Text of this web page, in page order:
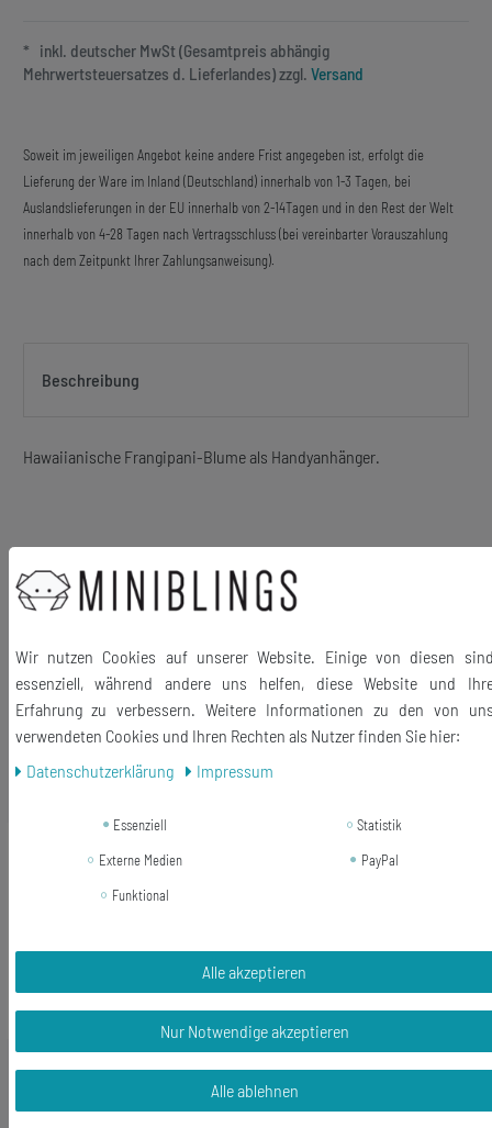
* inkl. deutscher MwSt (Gesamtpreis abhängig
Mehrwertsteuersatzes d. Lieferlandes) zzgl. Versand
Soweit im jeweiligen Angebot keine andere Frist angegeben ist, erfolgt die
Lieferung der Ware im Inland (Deutschland) innerhalb von 1-3 Tagen, bei
Auslandslieferungen in der EU innerhalb von 2-14Tagen und in den Rest der Welt
innerhalb von 4-28 Tagen nach Vertragsschluss (bei vereinbarter Vorauszahlung
nach dem Zeitpunkt Ihrer Zahlungsanweisung).
Beschreibung
Hawaiianische Frangipani-Blume als Handyanhänger.
Material Anhänger: Gummi
Größe des Anhängers (ohne Schnur): 18mm
Ähnliche Artikel
Frangipani Blume Ring Miniblings
Fingerring Pulmera Surfing Hawaii
Insel weiß
In den Warenkorb
*inkl. ges. MwSt.zzgl.Versandkosten
Wir nutzen Cookies auf unserer Website. Einige von diesen
essenziell, während andere uns helfen, diese Website und
Erfahrung zu verbessern. Weitere Informationen zu den von
verwendeten Cookies und Ihren Rechten als Nutzer finden Sie hier:
Daten­schutz­erklärung
Impressum
Essenziell
Statistik
Externe Medien
PayPal
Funktional
Alle akzeptieren
Nur Notwendige akzeptieren
Alle ablehnen